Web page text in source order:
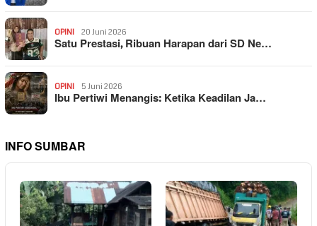
OPINI 20 Juni 2026
Satu Prestasi, Ribuan Harapan dari SD Ne…
OPINI 5 Juni 2026
Ibu Pertiwi Menangis: Ketika Keadilan Ja…
INFO SUMBAR